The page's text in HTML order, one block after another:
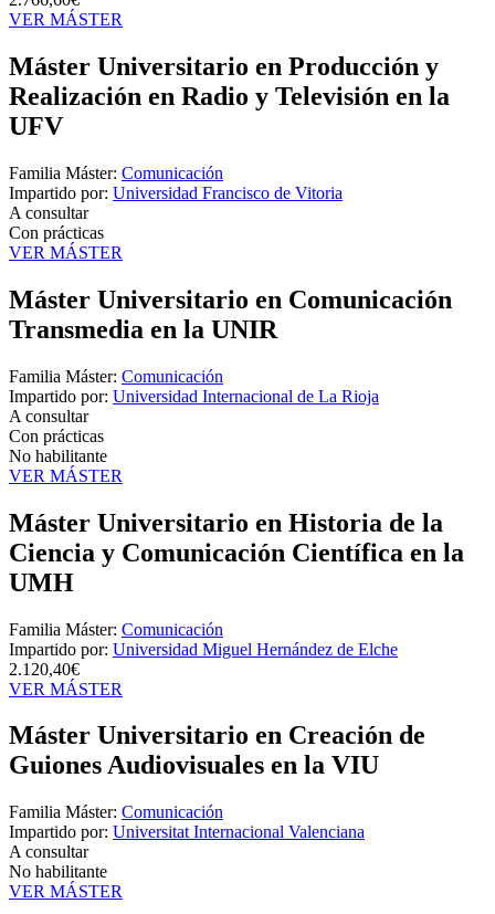
VER MÁSTER
Máster Universitario en Producción y
Realización en Radio y Televisión en la
UFV
Familia Máster: Comunicación
Impartido por: Universidad Francisco de Vitoria
A consultar
Con prácticas
VER MÁSTER
Máster Universitario en Comunicación
Transmedia en la UNIR
Familia Máster: Comunicación
Impartido por: Universidad Internacional de La Rioja
A consultar
Con prácticas
No habilitante
VER MÁSTER
Máster Universitario en Historia de la
Ciencia y Comunicación Científica en la
UMH
Familia Máster: Comunicación
Impartido por: Universidad Miguel Hernández de Elche
2.120,40€
VER MÁSTER
Máster Universitario en Creación de
Guiones Audiovisuales en la VIU
Familia Máster: Comunicación
Impartido por: Universitat Internacional Valenciana
A consultar
No habilitante
VER MÁSTER